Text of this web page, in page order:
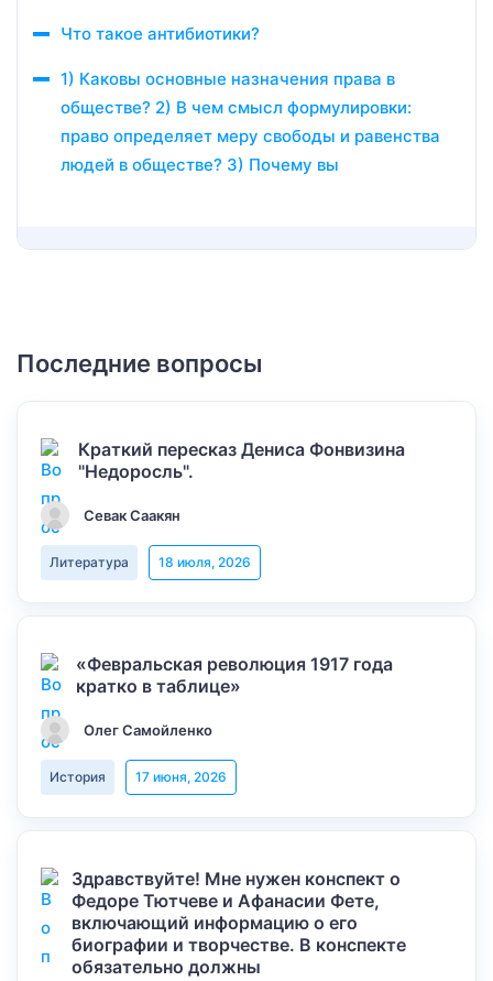
Что такое антибиотики?
1) Каковы основные назначения права в
обществе? 2) В чем смысл формулировки:
право определяет меру свободы и равенства
людей в обществе? 3) Почему вы
Последние вопросы
Краткий пересказ Дениса Фонвизина
"Недоросль".
Севак Саакян
Литература 18 июля, 2026
«Февральская революция 1917 года
кратко в таблице»
Олег Самойленко
История 17 июня, 2026
Здравствуйте! Мне нужен конспект о
Федоре Тютчеве и Афанасии Фете,
включающий информацию о его
биографии и творчестве. В конспекте
обязательно должны